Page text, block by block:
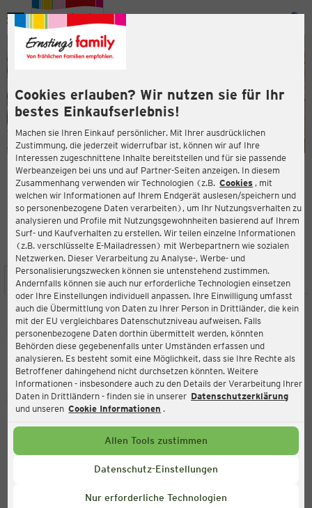
Cookies erlauben? Wir nutzen sie für Ihr
bestes Einkaufserlebnis!
Machen sie Ihren Einkauf persönlicher. Mit Ihrer ausdrücklichen
Zustimmung, die jederzeit widerrufbar ist, können wir auf Ihre
Interessen zugeschnittene Inhalte bereitstellen und für sie passende
Werbeanzeigen bei uns und auf Partner-Seiten anzeigen. In diesem
Zusammenhang verwenden wir Technologien (z.B. Cookies , mit
welchen wir Informationen auf Ihrem Endgerät auslesen/speichern und
so personenbezogene Daten verarbeiten), um Ihr Nutzungsverhalten zu
analysieren und Profile mit Nutzungsgewohnheiten basierend auf Ihrem
Surf- und Kaufverhalten zu erstellen. Wir teilen einzelne Informationen
(z.B. verschlüsselte E-Mailadressen) mit Werbepartnern wie sozialen
Netzwerken. Dieser Verarbeitung zu Analyse-, Werbe- und
Personalisierungszwecken können sie untenstehend zustimmen.
Andernfalls können sie auch nur erforderliche Technologien einsetzen
oder Ihre Einstellungen individuell anpassen. Ihre Einwilligung umfasst
auch die Übermittlung von Daten zu Ihrer Person in Drittländer, die kein
mit der EU vergleichbares Datenschutzniveau aufweisen. Falls
personenbezogene Daten dorthin übermittelt werden, könnten
Behörden diese gegebenenfalls unter Umständen erfassen und
analysieren. Es besteht somit eine Möglichkeit, dass sie Ihre Rechte als
Betroffener dahingehend nicht durchsetzen könnten. Weitere
Informationen - insbesondere auch zu den Details der Verarbeitung Ihrer
Daten in Drittländern - finden sie in unserer Datenschutzerklärung
und unseren Cookie Informationen .
Allen Tools zustimmen
Datenschutz-Einstellungen
Nur erforderliche Technologien
Menü
ERNSTING'S FAMILY FILIALE
Lisdorfer Straße 2
66740 Saarlouis
4,2
Bewertung:
STANDORT SERVICES SORTIMENT AKTIONEN
Ernsting's family
Lisdorfer Straße 2, 66740 Saarlouis
Aktuell:
Geschlossen
Service Hotline
+43 (0) 1 2675 502